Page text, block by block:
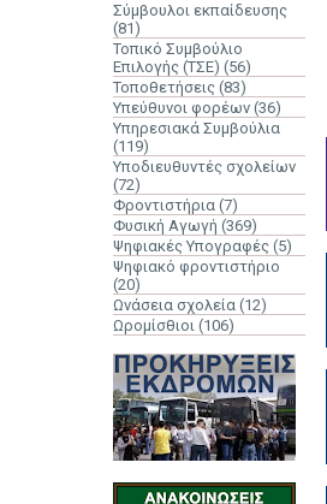
Σύμβουλοι εκπαίδευσης
(81)
Τοπικό Συμβούλιο
Επιλογής (ΤΣΕ) (56)
Τοποθετήσεις (83)
Υπεύθυνοι φορέων (36)
Υπηρεσιακά Συμβούλια
(119)
Υποδιευθυντές σχολείων
(72)
Φροντιστήρια (7)
Φυσική Αγωγή (369)
Ψηφιακές Υπογραφές (5)
Ψηφιακό φροντιστήριο
(20)
Ωνάσεια σχολεία (12)
Ωρομίσθιοι (106)